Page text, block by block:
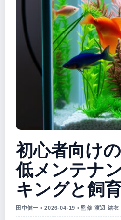
初心者向け
低メンテナ
キングと飼
田中健一 • 2026-04-19 • 監修 渡辺 結衣